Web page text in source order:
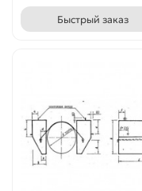
Быстрый заказ